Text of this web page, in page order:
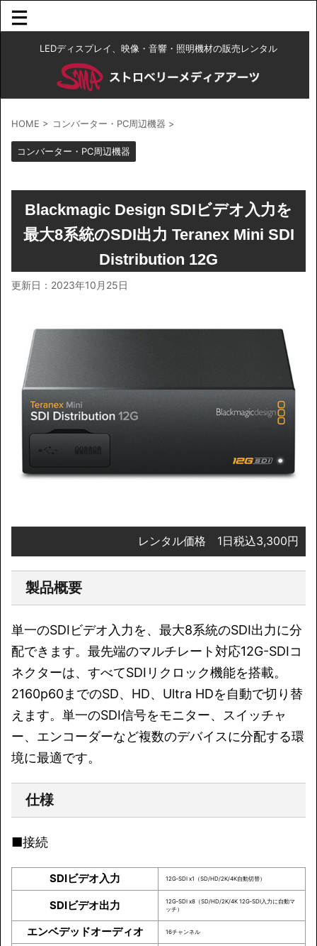
LEDディスプレイ、映像・音響・照明機材の販売レンタル
HOME > コンバーター・PC周辺機器 >
コンバーター・PC周辺機器
Blackmagic Design SDIビデオ入力を
最大8系統のSDI出力 Teranex Mini SDI
Distribution 12G
更新日： 2023年10月25日
レンタル価格 1日税込3,300円
製品概要
単一のSDIビデオ入力を、最大8系統のSDI出力に分
配できます。最先端のマルチレート対応12G-SDIコ
ネクターは、すべてSDIリクロック機能を搭載。
2160p60までのSD、HD、Ultra HDを自動で切り替
えます。単一のSDI信号をモニター、スイッチャ
ー、エンコーダーなど複数のデバイスに分配する環
境に最適です。
仕様
■接続
SDIビデオ入力 12G‑SDI x1（SD/HD/2K/4K自動切替）
SDIビデオ出力
12G‑SDI x8（SD/HD/2K/4K 12G‑SDI入力に自動マ
ッチ）
エンベデッドオーディオ 16チャンネル